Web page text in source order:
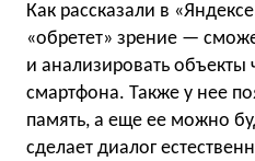
Как рассказали в
«обретет» зрение —
и анализировать объекты
смартфона. Также у нее
память, а еще ее можно
сделает диалог